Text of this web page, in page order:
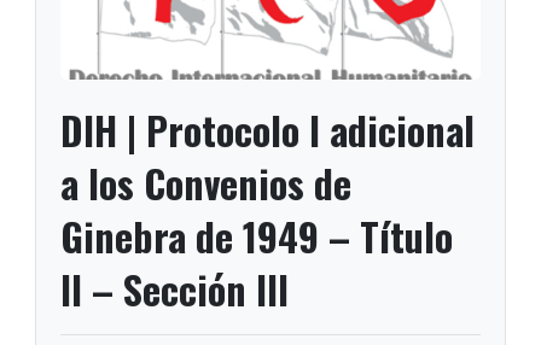
DIH | Protocolo I adicional
a los Convenios de
Ginebra de 1949 – Título
II – Sección III